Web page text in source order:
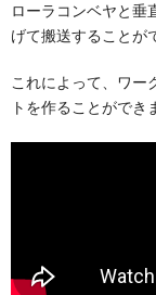
ローラコンベヤと垂
げて搬送することが
これによって、ワー
トを作ることができ